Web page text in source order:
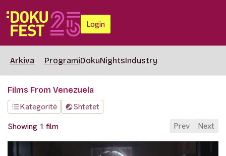
Login
Arkiva ProgramiDokuNightsIndustry
Films From Venezuela
Kategoritë
Shtetet
Showing 1 film
Prev Next